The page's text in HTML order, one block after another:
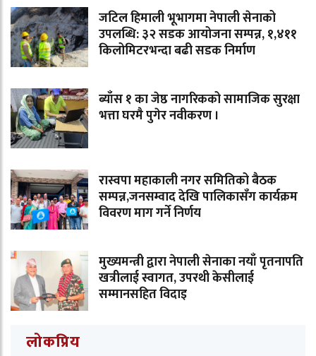
जटिल हिमाली भूभागमा नेपाली सेनाको
उपलब्धि: ३२ सडक आयोजना सम्पन्न, १,४११
किलोमिटरभन्दा बढी सडक निर्माण
ब्याँस १ का जेष्ठ नागरिकको सामाजिक सुरक्षा
भत्ता घरमै पुगेर नवीकरण ।
रास्वपा महाकाली नगर समितिको बैठक
सम्पन्न,जनसम्वाद देखि पालिकासँग कार्यक्रम
विवरण माग गर्ने निर्णय
मुख्यमन्त्री द्वारा नेपाली सेनाका नयाँ पृतनापति
खत्रीलाई स्वागत, उपरथी केसीलाई
सम्मानसहित विदाइ
लोकप्रिय